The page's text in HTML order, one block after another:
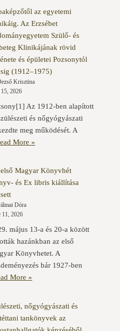
az egyetemi
Az Erzsébet
Szülő- és
Klinikájának rövid
és épületei Pozsonytól
(1912–1975)
Krisztina
2026
Az 1912-ben alapított
és nőgyógyászati
meg működését. A
More »
Magyar Könyvhét
és Ex libris kiállítása
Dóra
11, 2026
május 13-a és 20-a között
hazánkban az első
Könyvhetet. A
bár 1927-ben
More »
nőgyógyászati és
tankönyvek az